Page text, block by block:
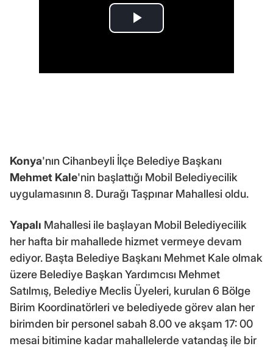
Konya'nın Cihanbeyli İlçe Belediye Başkanı
Mehmet Kale'nin başlattığı Mobil Belediyecilik
uygulamasının 8. Durağı Taşpınar Mahallesi oldu.
Yapalı Mahallesi ile başlayan Mobil Belediyecilik
her hafta bir mahallede hizmet vermeye devam
ediyor. Başta Belediye Başkanı Mehmet Kale olmak
üzere Belediye Başkan Yardımcısı Mehmet
Satılmış, Belediye Meclis Üyeleri, kurulan 6 Bölge
Birim Koordinatörleri ve belediyede görev alan her
birimden bir personel sabah 8.00 ve akşam 17: 00
mesai bitimine kadar mahallelerde vatandaş ile bir